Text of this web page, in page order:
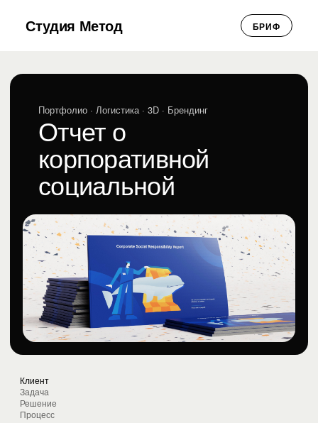
Студия Метод БРИФ
Портфолио · Логистика · 3D · Брендинг
Отчет о
корпоративной
социальной
ответственности для
Почты России за
2020 год
Клиент
Задача
Решение
Процесс